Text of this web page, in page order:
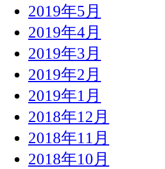
2019年5月
2019年4月
2019年3月
2019年2月
2019年1月
2018年12月
2018年11月
2018年10月